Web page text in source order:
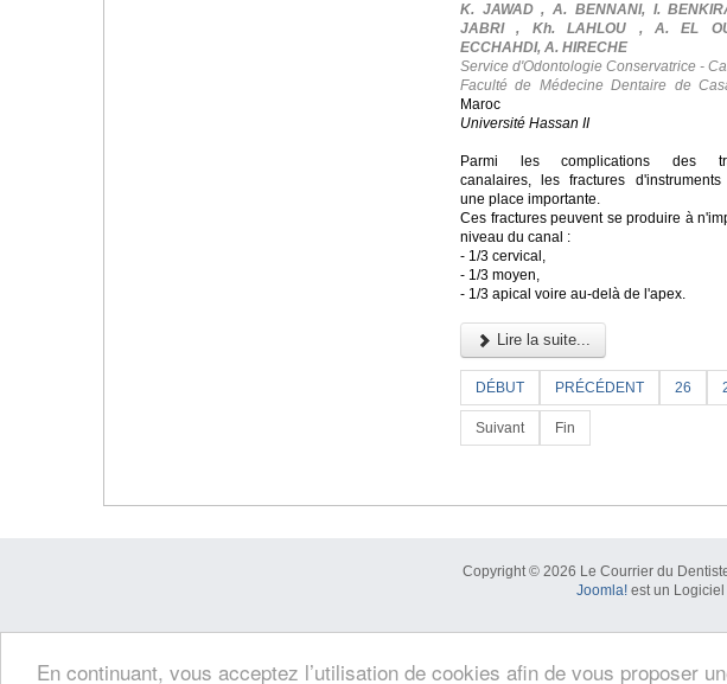
En continuant, vous acceptez l’utilisation de cookies afin de vous proposer
K. JAWAD , A. BENNANI, I.
JABRI , Kh. LAHLOU , A. EL
ECCHAHDI, A. HIRECHE
Service d'Odontologie Conservatrice -
Faculté de Médecine Dentaire de
Maroc
Université Hassan II
Parmi les complications des
canalaires, les fractures d'instruments
une place importante.
Ces fractures peuvent se produire à
niveau du canal :
- 1/3 cervical,
- 1/3 moyen,
- 1/3 apical voire au-delà de l'apex.
Lire la suite...
DÉBUT PRÉCÉDENT 26
Suivant Fin
Copyright © 2026 Le Courrier du
Joomla!est un Logiciel